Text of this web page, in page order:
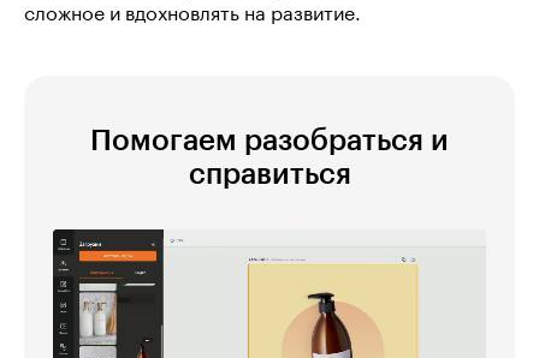
сложное и вдохновлять на развитие.
Помогаем разобраться и
справиться